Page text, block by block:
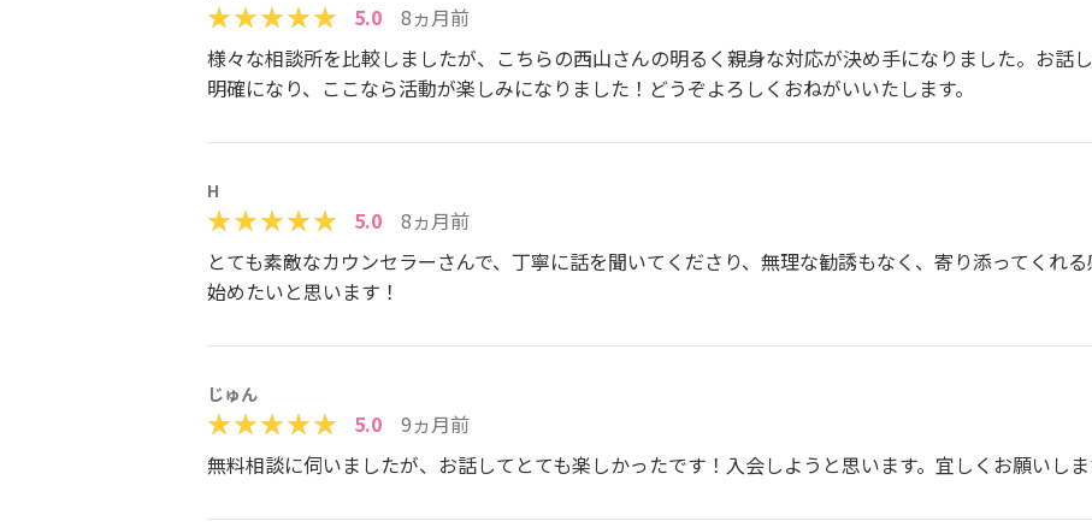
5.0
8ヵ月前
様々な相談所を比較しましたが、こちらの西山さんの明るく親身な対応が決め手になりました。お話
明確になり、ここなら活動が楽しみになりました！どうぞよろしくおねがいいたします。
H
5.0
8ヵ月前
とても素敵なカウンセラーさんで、丁寧に話を聞いてくださり、無理な勧誘もなく、寄り添ってくれ
始めたいと思います！
じゅん
5.0
9ヵ月前
無料相談に伺いましたが、お話してとても楽しかったです！入会しようと思います。宜しくお願いしま